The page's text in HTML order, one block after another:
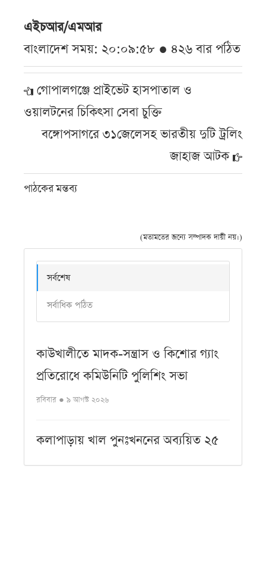
এইচআর/এমআর
বাংলাদেশ সময়: ২০:০৯:৫৮ ● ৪২৬ বার পঠিত
গোপালগঞ্জে প্রাইভেট হাসপাতাল ও
ওয়ালটনের চিকিৎসা সেবা চুক্তি
বঙ্গোপসাগরে ৩১জেলেসহ ভারতীয় দুটি ট্রলিং
জাহাজ আটক
পাঠকের মন্তব্য
(মতামতের জন্যে সম্পাদক দায়ী নয়।)
সর্বশেষ
সর্বাধিক পঠিত
কাউখালীতে মাদক-সন্ত্রাস ও কিশোর গ্যাং
প্রতিরোধে কমিউনিটি পুলিশিং সভা
রবিবার ● ৯ আগস্ট ২০২৬
কলাপাড়ায় খাল পুনঃখননের অব্যয়িত ২৫
লাখ টাকা সরকারি কোষাগারে